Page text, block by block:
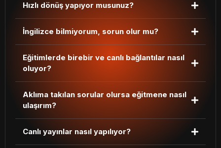
Hızlı dönüş yapıyor musunuz?
İngilizce bilmiyorum, sorun olur mu?
Eğitimlerde birebir ve canlı bağlantılar nasıl
oluyor?
Aklıma takılan sorular olursa eğitmene nasıl
ulaşırım?
Canlı yayınlar nasıl yapılıyor?